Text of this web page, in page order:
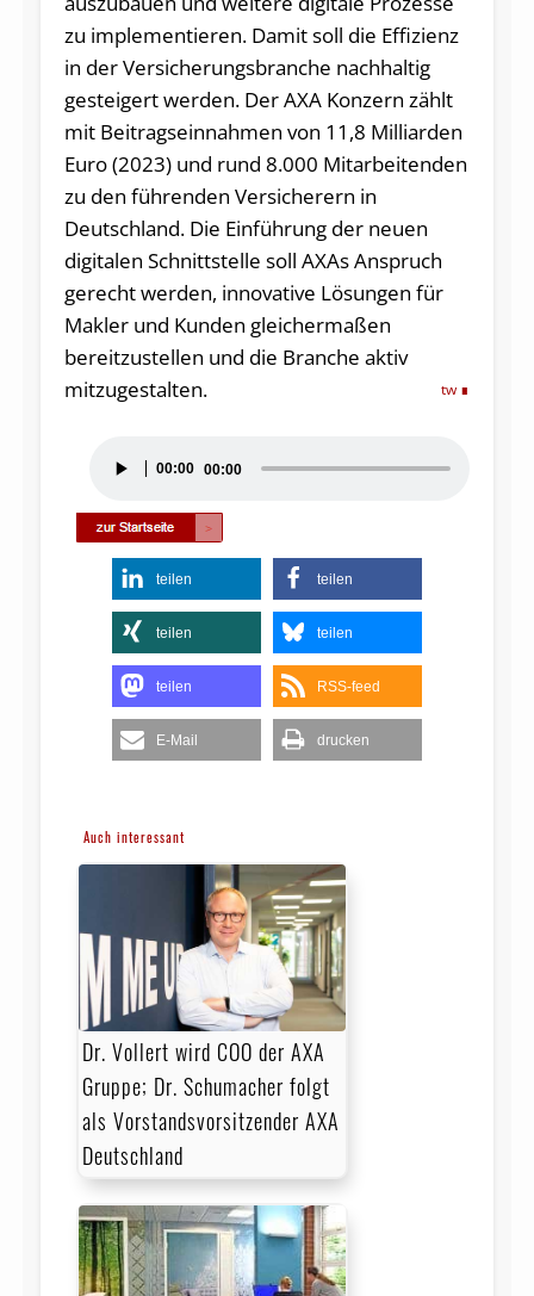
zu implementieren. Damit soll die Effizienz
in der Versicherungsbranche nachhaltig
gesteigert werden. Der AXA Konzern zählt
mit Beitragseinnahmen von 11,8 Milliarden
Euro (2023) und rund 8.000 Mitarbeitenden
zu den führenden Versicherern in
Deutschland. Die Einführung der neuen
digitalen Schnittstelle soll AXAs Anspruch
gerecht werden, innovative Lösungen für
Makler und Kunden gleichermaßen
bereitzustellen und die Branche aktiv
mitzugestalten.
tw
Player
00:00 00:00
teilen teilen
teilen teilen
teilen RSS-feed
E-Mail drucken
Auch interessant
Dr. Vollert wird COO der AXA
Gruppe; Dr. Schumacher folgt
als Vorstandsvorsitzender AXA
Deutschland